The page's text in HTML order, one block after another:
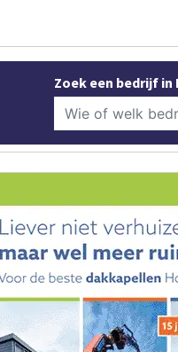
Zoek een bedrijf